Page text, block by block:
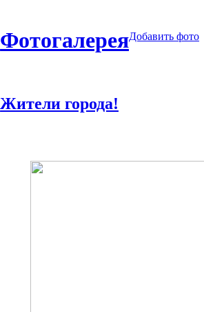
ФотогалереяДобавить фото
Жители города!